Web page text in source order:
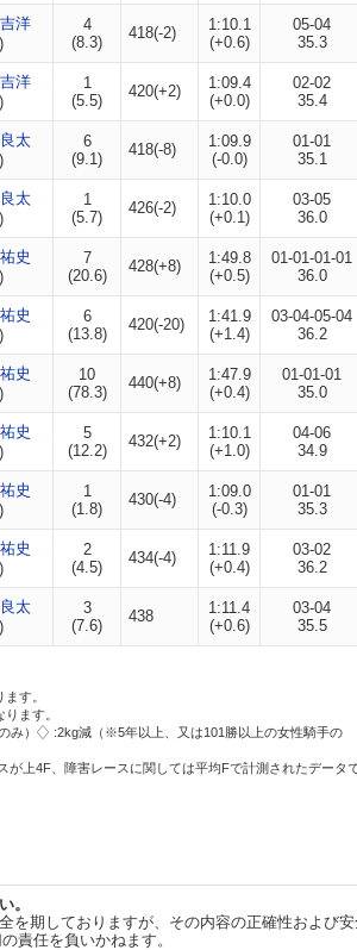
洋
4
(8.3)
418(-2)
1:10.1
(+0.6)
05-04
35.3
洋
1
(5.5)
420(+2)
1:09.4
(+0.0)
02-02
35.4
太
6
(9.1)
418(-8)
1:09.9
(-0.0)
01-01
35.1
太
1
(5.7)
426(-2)
1:10.0
(+0.1)
03-05
36.0
史
7
(20.6)
428(+8)
1:49.8
(+0.5)
01-01-01-01
36.0
史
6
(13.8)
420(-20)
1:41.9
(+1.4)
03-04-05-04
36.2
史
10
(78.3)
440(+8)
1:47.9
(+0.4)
01-01-01
35.0
史
5
(12.2)
432(+2)
1:10.1
(+1.0)
04-06
34.9
史
1
(1.8)
430(-4)
1:09.0
(-0.3)
01-01
35.3
史
2
(4.5)
434(-4)
1:11.9
(+0.4)
03-02
36.2
太
3
(7.6)
438
1:11.4
(+0.6)
03-04
35.5
す。
ます。
み）
:2kg減（※5年以上、又は101勝以上の女性騎手の
上4F、障害レースに関しては平均Fで計測されたデータ
。
期しておりますが、その内容の正確性および
責任を負いかねます。